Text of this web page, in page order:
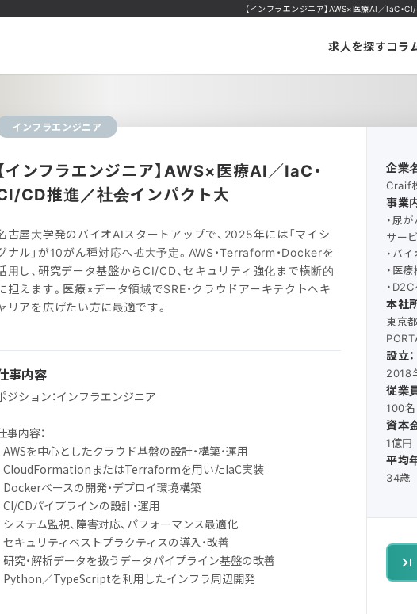
【インフラエンジニア】AWS×医療AI／IaC
求人を探すコラ
インフラエンジニア
【インフラエンジニア】AWS×医療AI／IaC・
CD推進／社会インパクト大
古屋大学発のバイオAIスタートアップで、2025年には「マイシ
ナル」が10がん種対応へ拡大予定。AWS・Terraform・Dockerを
用し、研究データ基盤からCI/CD、セキュリティ強化まで横断的
担えます。医療×データ領域でSRE・クラウドアーキテクトへキ
リアを広げたい方に最適です。
事内容
ジション：インフラエンジニア
事内容：
AWSを中心としたクラウド基盤の設計・構築・運用
CloudFormationまたはTerraformを用いたIaC実装
Dockerベースの開発・デプロイ環境構築
CI/CDパイプラインの設計・運用
システム監視、障害対応、パフォーマンス最適化
セキュリティベストプラクティスの導入・改善
研究・解析データを扱うデータパイプライン基盤の改善
Python／TypeScriptを利用したインフラ周辺開発
企業
Craif
事業
・尿
サー
・バ
・医
・
本社
東京
設立：
2018
従業
100名
資本
1億円
平均
34歳